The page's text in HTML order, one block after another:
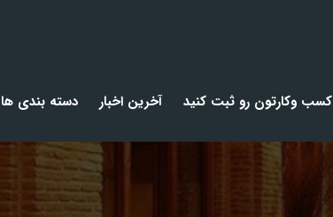
کسب وکارتون رو ثبت کنید آخرین اخبار دسته بندی ها